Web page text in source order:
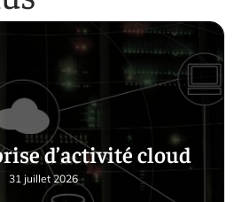
d’activité cloud
31 juillet 2026